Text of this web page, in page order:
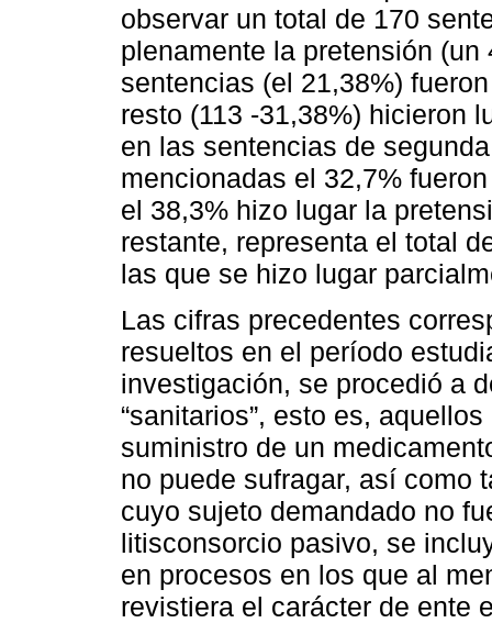
observar un total de 170
plenamente la pretensión
sentencias (el 21,38%)
resto (113 -31,38%) hicieron
en las sentencias de
mencionadas el 32,7%
el 38,3% hizo lugar la
restante, representa el total
las que se hizo lugar
Las cifras precedentes
resueltos en el período
investigación, se procedió a
“sanitarios”, esto es,
suministro de un
no puede sufragar, así como
cuyo sujeto demandado no
litisconsorcio pasivo, se
en procesos en los que al
revistiera el carácter de ente